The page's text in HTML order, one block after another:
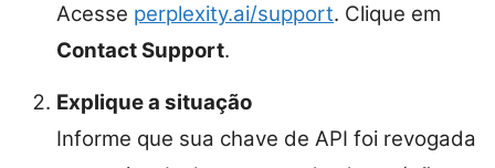
Acesse perplexity.ai/support. Clique em
Contact Support.
Explique a situação
Informe que sua chave de API foi revogada